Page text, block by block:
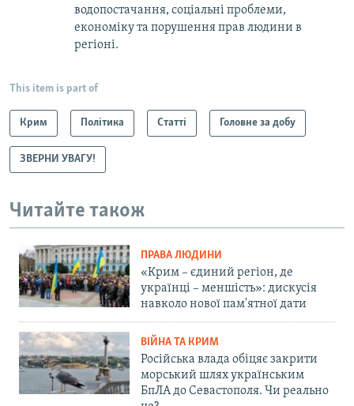
водопостачання, соціальні проблеми,
економіку та порушення прав людини в
регіоні.
This item is part of
Крим Політика Статті Головне за добу
ЗВЕРНИ УВАГУ!
Читайте також
ПРАВА ЛЮДИНИ
«Крим – єдиний регіон, де
українці – меншість»: дискусія
навколо нової пам'ятної дати
ВІЙНА ТА КРИМ
Російська влада обіцяє закрити
морський шлях українським
БпЛА до Севастополя. Чи реально